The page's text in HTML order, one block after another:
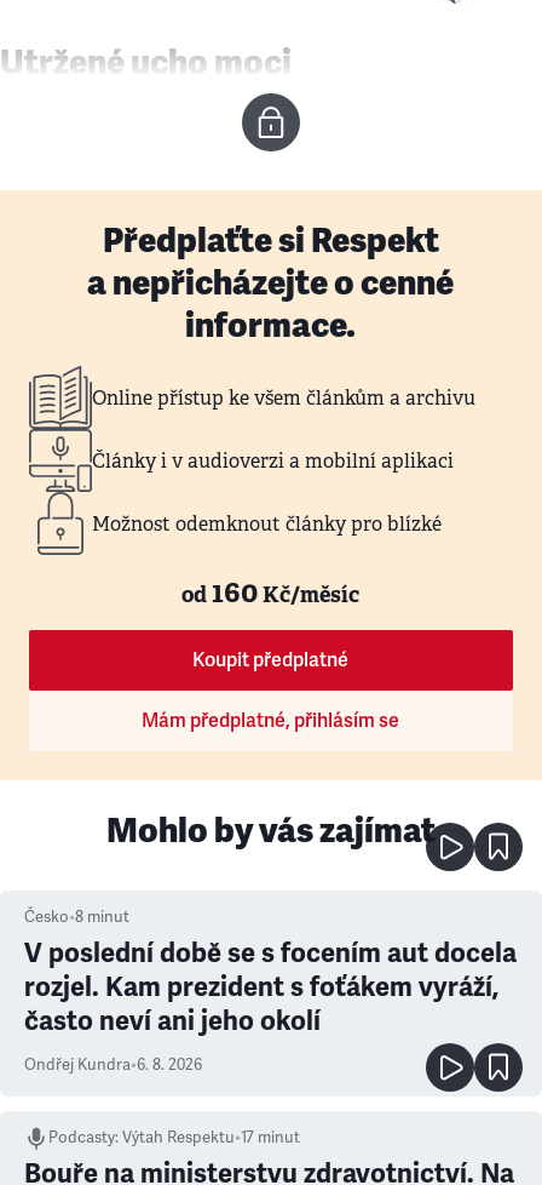
Utržené ucho moci
Předplaťte si Respekt
a nepřicházejte o cenné
informace.
Online přístup ke všem článkům a archivu
Články i v audioverzi a mobilní aplikaci
Možnost odemknout články pro blízké
od160Kč/měsíc
Koupit předplatné
Mám předplatné, přihlásím se
Mohlo by vás zajímat
Česko•8 minut
V poslední době se s focením aut docela
rozjel. Kam prezident s foťákem vyráží,
často neví ani jeho okolí
Ondřej Kundra•6. 8. 2026
Podcasty:Výtah Respektu•17 minut
Bouře na ministerstvu zdravotnictví. Na